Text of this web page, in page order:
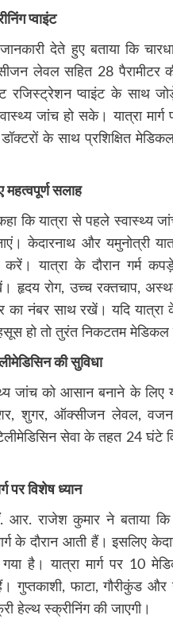
प्वाइंट
देते हुए बताया कि
लेवल सहित 28 पैरामीटर
रजिस्ट्रेशन प्वाइंट के साथ
जांच हो सके। यात्रा
के साथ प्रशिक्षित
महत्वपूर्ण सलाह
कि यात्रा से पहले स्वास्थ्य
केदारनाथ और यमुनोत्री
करें। यात्रा के दौरान गर्म
हृदय रोग, उच्च रक्तचाप,
का नंबर साथ रखें। यदि यात्रा
हो तो तुरंत निकटतम मेडिकल
की सुविधा
जांच को आसान बनाने के लिए
शुगर, ऑक्सीजन लेवल, वजन,
सेवा के तहत 24 घंटे
पर विशेष ध्यान
आर. राजेश कुमार ने बताया कि
के दौरान आती हैं। इसलिए
है। यात्रा मार्ग पर 10
गुप्तकाशी, फाटा, गौरीकुंड और
हेल्थ स्क्रीनिंग की जाएगी।